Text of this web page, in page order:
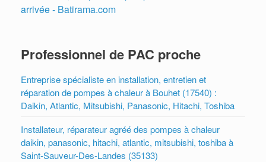
arrivée - Batirama.com
Professionnel de PAC proche
Entreprise spécialiste en installation, entretien et
réparation de pompes à chaleur à Bouhet (17540) :
Daikin, Atlantic, Mitsubishi, Panasonic, Hitachi, Toshiba
Installateur, réparateur agréé des pompes à chaleur
daikin, panasonic, hitachi, atlantic, mitsubishi, toshiba à
Saint-Sauveur-Des-Landes (35133)